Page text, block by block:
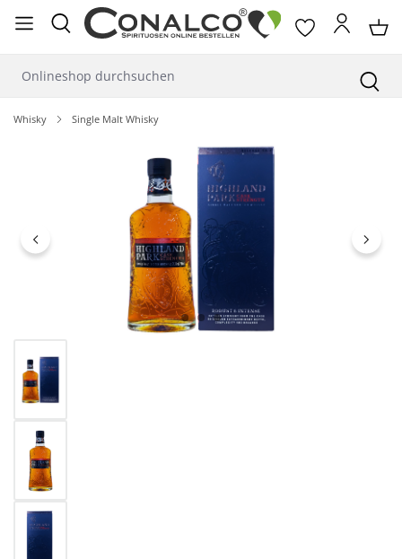
springen
Whisky Single Malt Whisky